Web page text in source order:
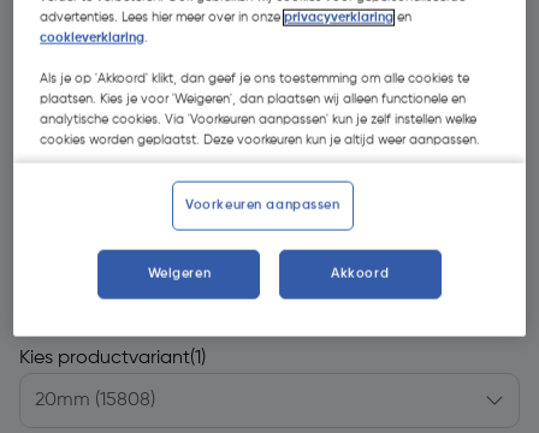
| Excl. btw € 4,28
Kies productvariant(1)
advertenties. Lees hier meer over in onzeprivacyverklaring en
cookieverklaring.
Als je op 'Akkoord' klikt, dan geef je ons toestemming om alle cookies te
plaatsen. Kies je voor 'Weigeren', dan plaatsen wij alleen functionele en
analytische cookies. Via 'Voorkeuren aanpassen' kun je zelf instellen welke
cookies worden geplaatst. Deze voorkeuren kun je altijd weer aanpassen.
Voorkeuren aanpassen
Weigeren Akkoord